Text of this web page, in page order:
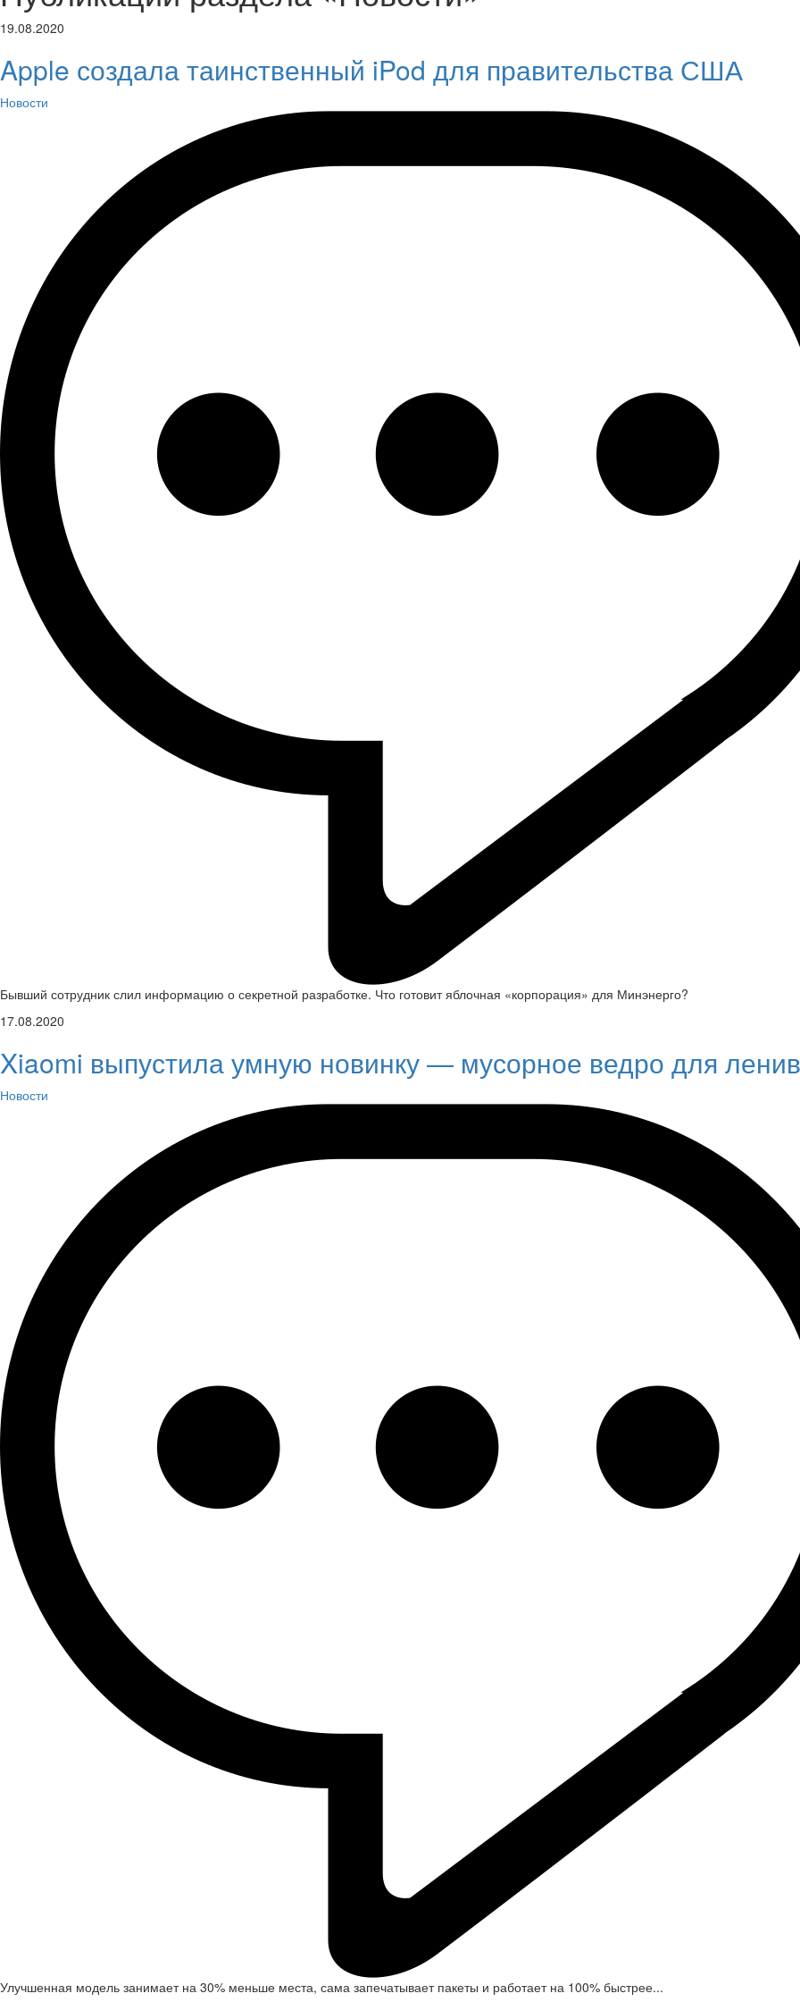
19.08.2020
Apple создала таинственный iPod для правительства США
Новости
Бывший сотрудник слил информацию о секретной разработке. Что готовит яблочная «корпорация» для Минэнерго?
17.08.2020
Xiaomi выпустила умную новинку — мусорное ведро для
Новости
Улучшенная модель занимает на 30% меньше места, сама запечатывает пакеты и работает на 100% быстрее...